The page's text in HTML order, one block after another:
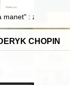
manet" : zbiory
CHOPIN